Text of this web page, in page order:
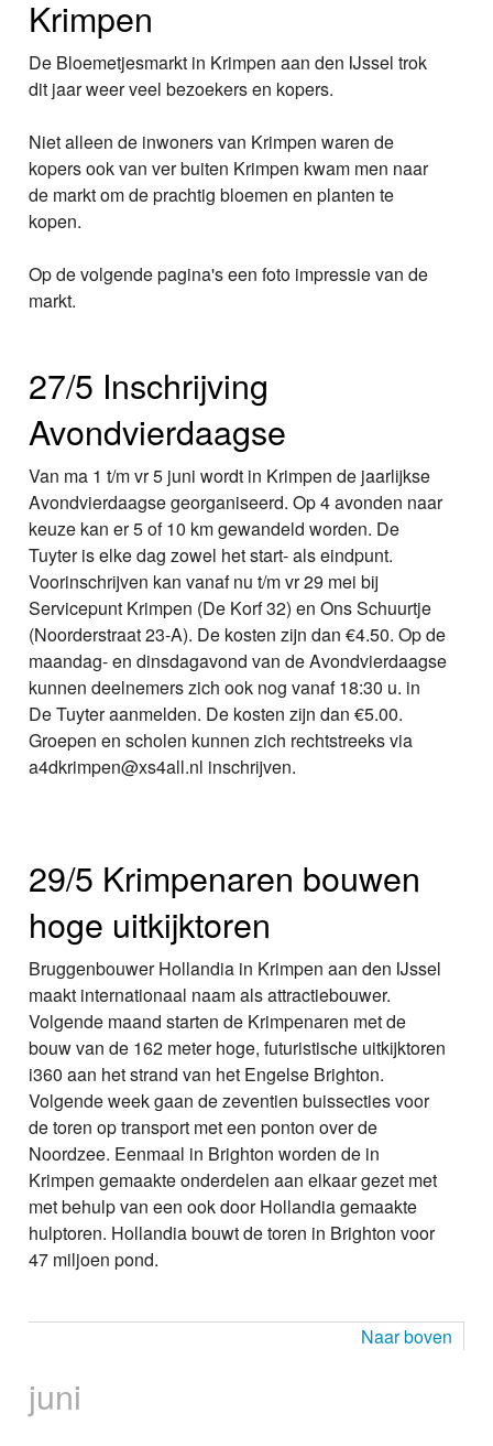
Krimpen
De Bloemetjesmarkt in Krimpen aan den IJssel trok
dit jaar weer veel bezoekers en kopers.
Niet alleen de inwoners van Krimpen waren de
kopers ook van ver buiten Krimpen kwam men naar
de markt om de prachtig bloemen en planten te
kopen.
Op de volgende pagina's een foto impressie van de
markt.
27/5 Inschrijving
Avondvierdaagse
Van ma 1 t/m vr 5 juni wordt in Krimpen de jaarlijkse
Avondvierdaagse georganiseerd. Op 4 avonden naar
keuze kan er 5 of 10 km gewandeld worden. De
Tuyter is elke dag zowel het start- als eindpunt.
Voorinschrijven kan vanaf nu t/m vr 29 mei bij
Servicepunt Krimpen (De Korf 32) en Ons Schuurtje
(Noorderstraat 23-A). De kosten zijn dan €4.50. Op de
maandag- en dinsdagavond van de Avondvierdaagse
kunnen deelnemers zich ook nog vanaf 18:30 u. in
De Tuyter aanmelden. De kosten zijn dan €5.00.
Groepen en scholen kunnen zich rechtstreeks via
a4dkrimpen@xs4all.nl inschrijven.
29/5 Krimpenaren bouwen
hoge uitkijktoren
Bruggenbouwer Hollandia in Krimpen aan den IJssel
maakt internationaal naam als attractiebouwer.
Volgende maand starten de Krimpenaren met de
bouw van de 162 meter hoge, futuristische uitkijktoren
i360 aan het strand van het Engelse Brighton.
Volgende week gaan de zeventien buissecties voor
de toren op transport met een ponton over de
Noordzee. Eenmaal in Brighton worden de in
Krimpen gemaakte onderdelen aan elkaar gezet met
met behulp van een ook door Hollandia gemaakte
hulptoren. Hollandia bouwt de toren in Brighton voor
47 miljoen pond.
Naar boven
juni